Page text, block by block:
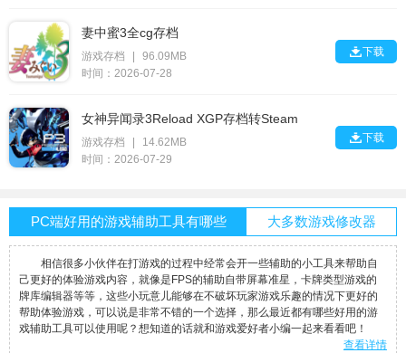
妻中蜜3全cg存档
游戏存档
96.09MB
时间：2026-07-28
下载
女神异闻录3Reload XGP存档转Steam
游戏存档
14.62MB
时间：2026-07-29
下载
PC端好用的游戏辅助工具有哪些 大多数游戏修改器
相信很多小伙伴在打游戏的过程中经常会开一些辅助的小工具来帮助自
己更好的体验游戏内容，就像是FPS的辅助自带屏幕准星，卡牌类型游戏的
牌库编辑器等等，这些小玩意儿能够在不破坏玩家游戏乐趣的情况下更好的
帮助体验游戏，可以说是非常不错的一个选择，那么最近都有哪些好用的游
戏辅助工具可以使用呢？想知道的话就和游戏爱好者小编一起来看看吧！
查看详情